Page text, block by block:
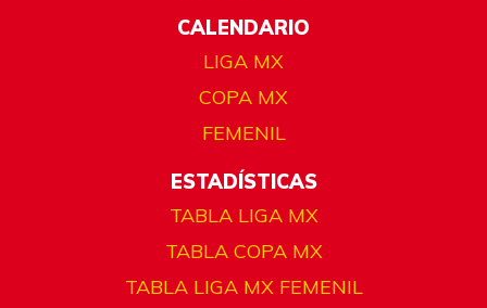
CALENDARIO
LIGA MX
COPA MX
FEMENIL
ESTADÍSTICAS
TABLA LIGA MX
TABLA COPA MX
TABLA LIGA MX FEMENIL